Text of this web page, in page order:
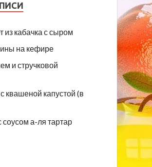
кабачка с сыром
на кефире
и стручковой
квашеной капустой (в
а-ля тартар